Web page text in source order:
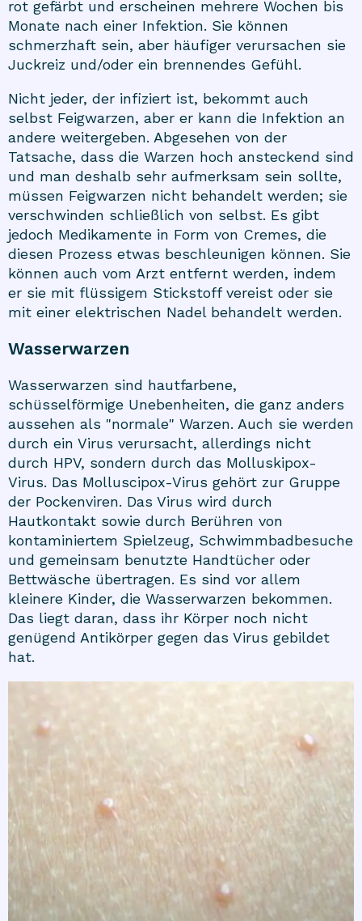
rot gefärbt und erscheinen mehrere Wochen bis
Monate nach einer Infektion. Sie können
schmerzhaft sein, aber häufiger verursachen sie
Juckreiz und/oder ein brennendes Gefühl.
Nicht jeder, der infiziert ist, bekommt auch
selbst Feigwarzen, aber er kann die Infektion an
andere weitergeben. Abgesehen von der
Tatsache, dass die Warzen hoch ansteckend sind
und man deshalb sehr aufmerksam sein sollte,
müssen Feigwarzen nicht behandelt werden; sie
verschwinden schließlich von selbst. Es gibt
jedoch Medikamente in Form von Cremes, die
diesen Prozess etwas beschleunigen können. Sie
können auch vom Arzt entfernt werden, indem
er sie mit flüssigem Stickstoff vereist oder sie
mit einer elektrischen Nadel behandelt werden.
Wasserwarzen
Wasserwarzen sind hautfarbene,
schüsselförmige Unebenheiten, die ganz anders
aussehen als "normale" Warzen. Auch sie werden
durch ein Virus verursacht, allerdings nicht
durch HPV, sondern durch das Molluskipox-
Virus. Das Molluscipox-Virus gehört zur Gruppe
der Pockenviren. Das Virus wird durch
Hautkontakt sowie durch Berühren von
kontaminiertem Spielzeug, Schwimmbadbesuche
und gemeinsam benutzte Handtücher oder
Bettwäsche übertragen. Es sind vor allem
kleinere Kinder, die Wasserwarzen bekommen.
Das liegt daran, dass ihr Körper noch nicht
genügend Antikörper gegen das Virus gebildet
hat.